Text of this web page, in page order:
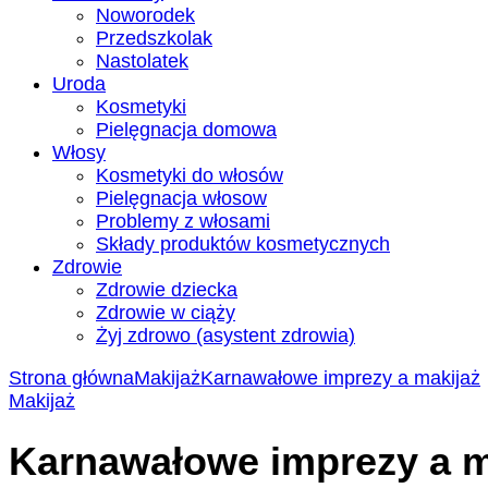
Noworodek
Przedszkolak
Nastolatek
Uroda
Kosmetyki
Pielęgnacja domowa
Włosy
Kosmetyki do włosów
Pielęgnacja włosow
Problemy z włosami
Składy produktów kosmetycznych
Zdrowie
Zdrowie dziecka
Zdrowie w ciąży
Żyj zdrowo (asystent zdrowia)
Strona głównaMakijażKarnawałowe imprezy a makijaż
Makijaż
Karnawałowe imprezy a